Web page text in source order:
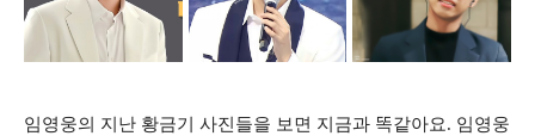
임영웅의 지난 황금기 사진들을 보면 지금과 똑같아요. 임영웅